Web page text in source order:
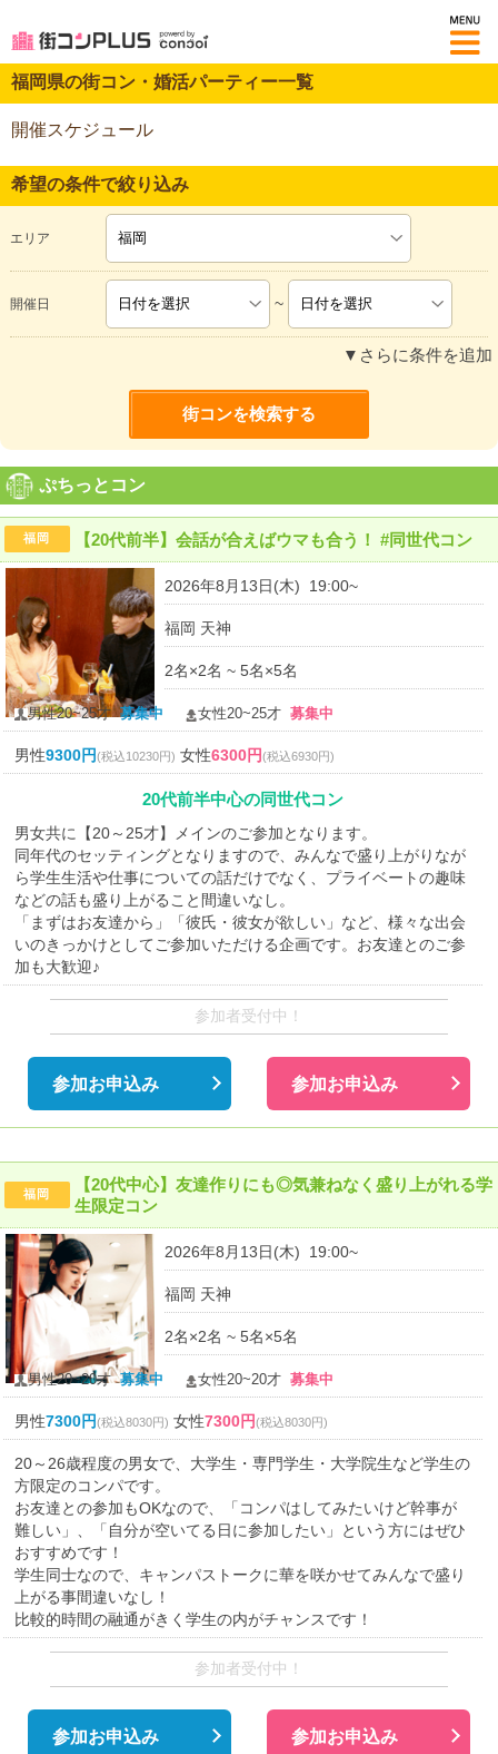
福岡県の街コン・婚活パーティー一覧
開催スケジュール
希望の条件で絞り込み
エリア
開催日 ~
▼さらに条件を追加
ぷちっとコン
福岡 【20代前半】会話が合えばウマも合う！ #同世代コン
2026年8月13日(木) 19:00~
福岡 天神
2名×2名 ~ 5名×5名
男性20~25才募集中 女性20~25才募集中
男性9300円(税込10230円) 女性6300円(税込6930円)
20代前半中心の同世代コン
男女共に【20～25才】メインのご参加となります。
同年代のセッティングとなりますので、みんなで盛り上がりなが
ら学生生活や仕事についての話だけでなく、プライベートの趣味
などの話も盛り上がること間違いなし。
「まずはお友達から」「彼氏・彼女が欲しい」など、様々な出会
いのきっかけとしてご参加いただける企画です。お友達とのご参
加も大歓迎♪
参加者受付中！
参加お申込み 参加お申込み
福岡
【20代中心】友達作りにも◎気兼ねなく盛り上がれる学
生限定コン
2026年8月13日(木) 19:00~
福岡 天神
2名×2名 ~ 5名×5名
男性20~20才募集中 女性20~20才募集中
男性7300円(税込8030円) 女性7300円(税込8030円)
20～26歳程度の男女で、大学生・専門学生・大学院生など学生の
方限定のコンパです。
お友達との参加もOKなので、「コンパはしてみたいけど幹事が
難しい」、「自分が空いてる日に参加したい」という方にはぜひ
おすすめです！
学生同士なので、キャンパストークに華を咲かせてみんなで盛り
上がる事間違いなし！
比較的時間の融通がきく学生の内がチャンスです！
参加者受付中！
参加お申込み 参加お申込み